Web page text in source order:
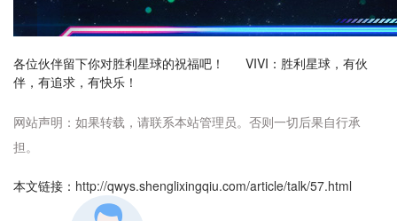
各位伙伴留下你对胜利星球的祝福吧！ VIVI：胜利星球，有伙
伴，有追求，有快乐！
网站声明：如果转载，请联系本站管理员。否则一切后果自行承
担。
本文链接： http://qwys.shenglixingqiu.com/article/talk/57.html